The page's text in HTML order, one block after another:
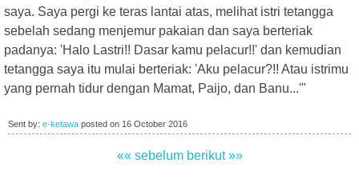
saya. Saya pergi ke teras lantai atas, melihat istri tetangga
sebelah sedang menjemur pakaian dan saya berteriak
padanya: 'Halo Lastri!! Dasar kamu pelacur!!' dan kemudian
tetangga saya itu mulai berteriak: 'Aku pelacur?!! Atau istrimu
yang pernah tidur dengan Mamat, Paijo, dan Banu...'"
Sent by: e-ketawa posted on 16 October 2016
«« sebelum berikut »»